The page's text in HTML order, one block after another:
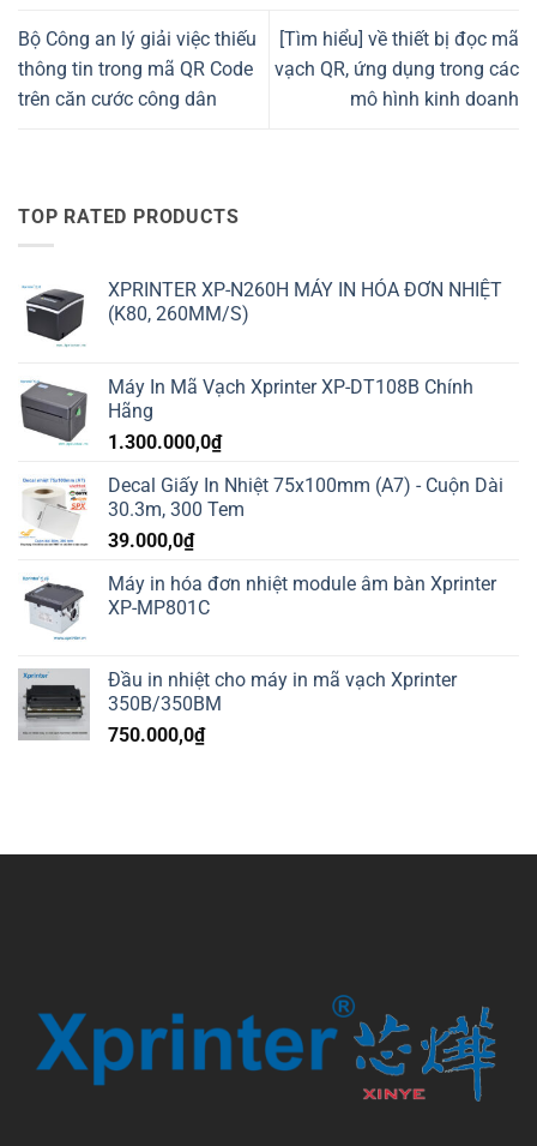
Bộ Công an lý giải việc thiếu
thông tin trong mã QR Code
trên căn cước công dân
[Tìm hiểu] về thiết bị đọc mã
vạch QR, ứng dụng trong các
mô hình kinh doanh
TOP RATED PRODUCTS
XPRINTER XP-N260H MÁY IN HÓA ĐƠN NHIỆT
(K80, 260MM/S)
Máy In Mã Vạch Xprinter XP-DT108B Chính
Hãng
1.300.000,0₫
Decal Giấy In Nhiệt 75x100mm (A7) - Cuộn Dài
30.3m, 300 Tem
39.000,0₫
Máy in hóa đơn nhiệt module âm bàn Xprinter
XP-MP801C
Đầu in nhiệt cho máy in mã vạch Xprinter
350B/350BM
750.000,0₫